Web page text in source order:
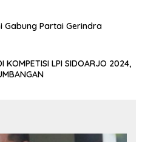
Gabung Partai Gerindra
KOMPETISI LPI SIDOARJO 2024,